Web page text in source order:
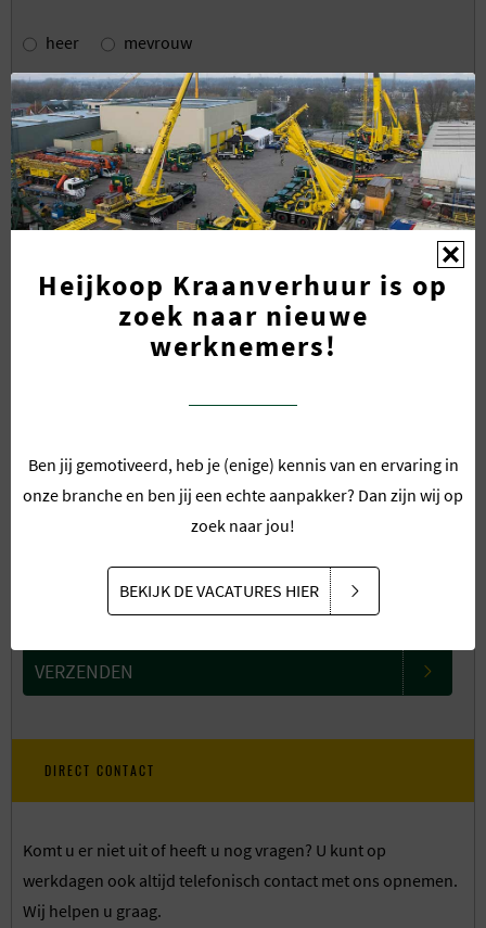
heer mevrouw
Uw naam*
Telefoon*
E-mail*
VERZENDEN
DIRECT CONTACT
Komt u er niet uit of heeft u nog vragen? U kunt op
werkdagen ook altijd telefonisch contact met ons opnemen.
Wij helpen u graag.
Heijkoop Kraanverhuur is op
zoek naar nieuwe
werknemers!
Ben jij gemotiveerd, heb je (enige) kennis van en ervaring in
onze branche en ben jij een echte aanpakker? Dan zijn wij op
zoek naar jou!
BEKIJK DE VACATURES HIER